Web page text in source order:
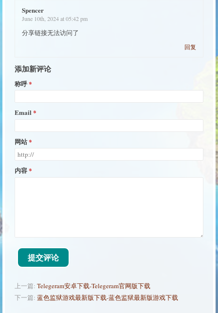
Spencer
June 10th, 2024 at 05:42 pm
分享链接无法访问了
回复
添加新评论
称呼
Email
网站
内容
提交评论
上一篇: Telegeram安卓下载-Telegeram官网版下载
下一篇: 蓝色监狱游戏最新版下载-蓝色监狱最新版游戏下载